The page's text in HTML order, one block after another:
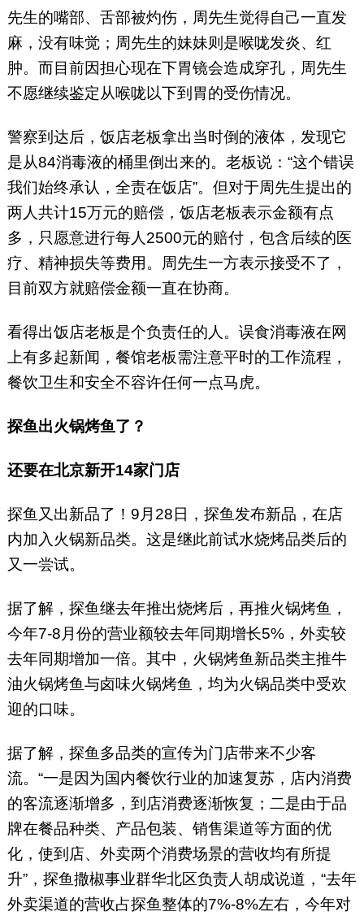
先生的嘴部、舌部被灼伤，周先生觉得自己一直发
麻，没有味觉；周先生的妹妹则是喉咙发炎、红
肿。而目前因担心现在下胃镜会造成穿孔，周先生
不愿继续鉴定从喉咙以下到胃的受伤情况。
警察到达后，饭店老板拿出当时倒的液体，发现它
是从84消毒液的桶里倒出来的。老板说：“这个错误
我们始终承认，全责在饭店”。但对于周先生提出的
两人共计15万元的赔偿，饭店老板表示金额有点
多，只愿意进行每人2500元的赔付，包含后续的医
疗、精神损失等费用。周先生一方表示接受不了，
目前双方就赔偿金额一直在协商。
看得出饭店老板是个负责任的人。误食消毒液在网
上有多起新闻，餐馆老板需注意平时的工作流程，
餐饮卫生和安全不容许任何一点马虎。
探鱼出火锅烤鱼了？
还要在北京新开14家门店
探鱼又出新品了！9月28日，探鱼发布新品，在店
内加入火锅新品类。这是继此前试水烧烤品类后的
又一尝试。
据了解，探鱼继去年推出烧烤后，再推火锅烤鱼，
今年7-8月份的营业额较去年同期增长5%，外卖较
去年同期增加一倍。其中，火锅烤鱼新品类主推牛
油火锅烤鱼与卤味火锅烤鱼，均为火锅品类中受欢
迎的口味。
据了解，探鱼多品类的宣传为门店带来不少客
流。“一是因为国内餐饮行业的加速复苏，店内消费
的客流逐渐增多，到店消费逐渐恢复；二是由于品
牌在餐品种类、产品包装、销售渠道等方面的优
化，使到店、外卖两个消费场景的营收均有所提
升”，探鱼撒椒事业群华北区负责人胡成说道，“去年
外卖渠道的营收占探鱼整体的7%-8%左右，今年对